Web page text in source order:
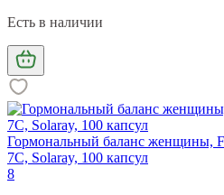
Есть в наличии
Гормональный баланс женщины,
7C, Solaray, 100 капсул
8